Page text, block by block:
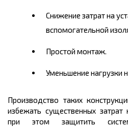
Снижение затрат на
вспомогательной
Простой монтаж.
Уменьшение нагрузки
Производство таких
избежать существенных
при этом защитить